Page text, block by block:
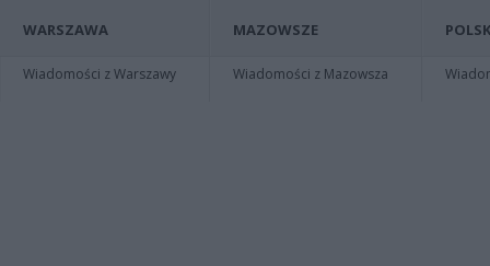
WARSZAWA
Wiadomości z Warszawy
MAZOWSZE
Wiadomości z Mazowsza